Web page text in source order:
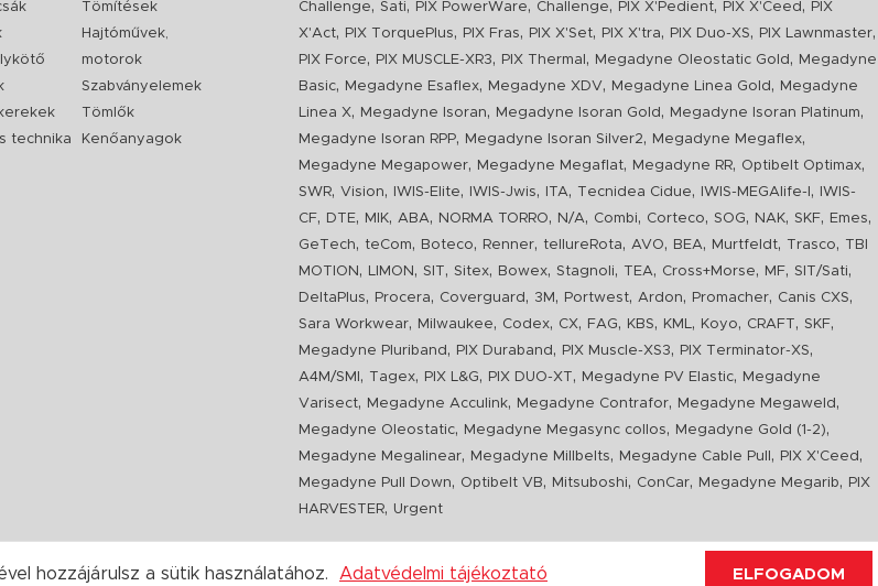
technika
Tömítések
Hajtóművek,
motorok
Szabványelemek
Tömlők
Kenőanyagok
Challenge,Sati, PIX PowerWare, Challenge, PIX X'Pedient, PIX X'Ceed ,
PIX
X'Act, PIX TorquePlus, PIX Fras, PIX X'Set, PIX X'tra, PIX Duo-XS, PIX Lawnmaster,
PIX Force, PIX MUSCLE-XR3, PIX Thermal , Megadyne Oleostatic Gold ,
Megadyne
Basic, Megadyne Esaflex, Megadyne XDV, Megadyne Linea Gold ,
Megadyne
Linea X, Megadyne Isoran, Megadyne Isoran Gold , Megadyne Isoran Platinum,
Megadyne Isoran RPP, Megadyne Isoran Silver2, Megadyne Megaflex,
Megadyne Megapower, Megadyne Megaflat, Megadyne RR, Optibelt Optimax,
SWR,Vision, IWIS-Elite, IWIS-Jwis, ITA, Tecnidea Cidue, IWIS-MEGAlife-I ,
IWIS-
CF, DTE, MIK, ABA, NORMA TORRO, N/A, Combi, Corteco,SOG, NAK,SKF, Emes,
GeTech, teCom, Boteco, Renner, tellureRota, AVO, BEA, Murtfeldt, Trasco, TBI
MOTION , LIMON ,SIT,Sitex, Bowex,Stagnoli, TEA, Cross+Morse, MF,SIT/Sati,
DeltaPlus, Procera, Coverguard , 3M , Portwest, Ardon, Promacher, Canis CXS,
Sara Workwear, Milwaukee, Codex, CX, FAG, KBS, KML, Koyo, CRAFT,SKF,
Megadyne Pluriband , PIX Duraband , PIX Muscle-XS3, PIX Terminator-XS,
A4M/SMI , Tagex, PIX L&G, PIX DUO-XT, Megadyne PV Elastic,
Megadyne
Varisect, Megadyne Acculink, Megadyne Contrafor, Megadyne Megaweld ,
Megadyne Oleostatic, Megadyne Megasync collos, Megadyne Gold (1-2),
Megadyne Megalinear, Megadyne Millbelts, Megadyne Cable Pull , PIX X'Ceed ,
Megadyne Pull Down, Optibelt VB, Mitsuboshi, ConCar, Megadyne Megarib,
PIX
HARVESTER, Urgent
Copyright 2020. hajtastechnika.hu
hozzájárulsz a sütik használatához. Adatvédelmi tájékoztató ELFOGADOM